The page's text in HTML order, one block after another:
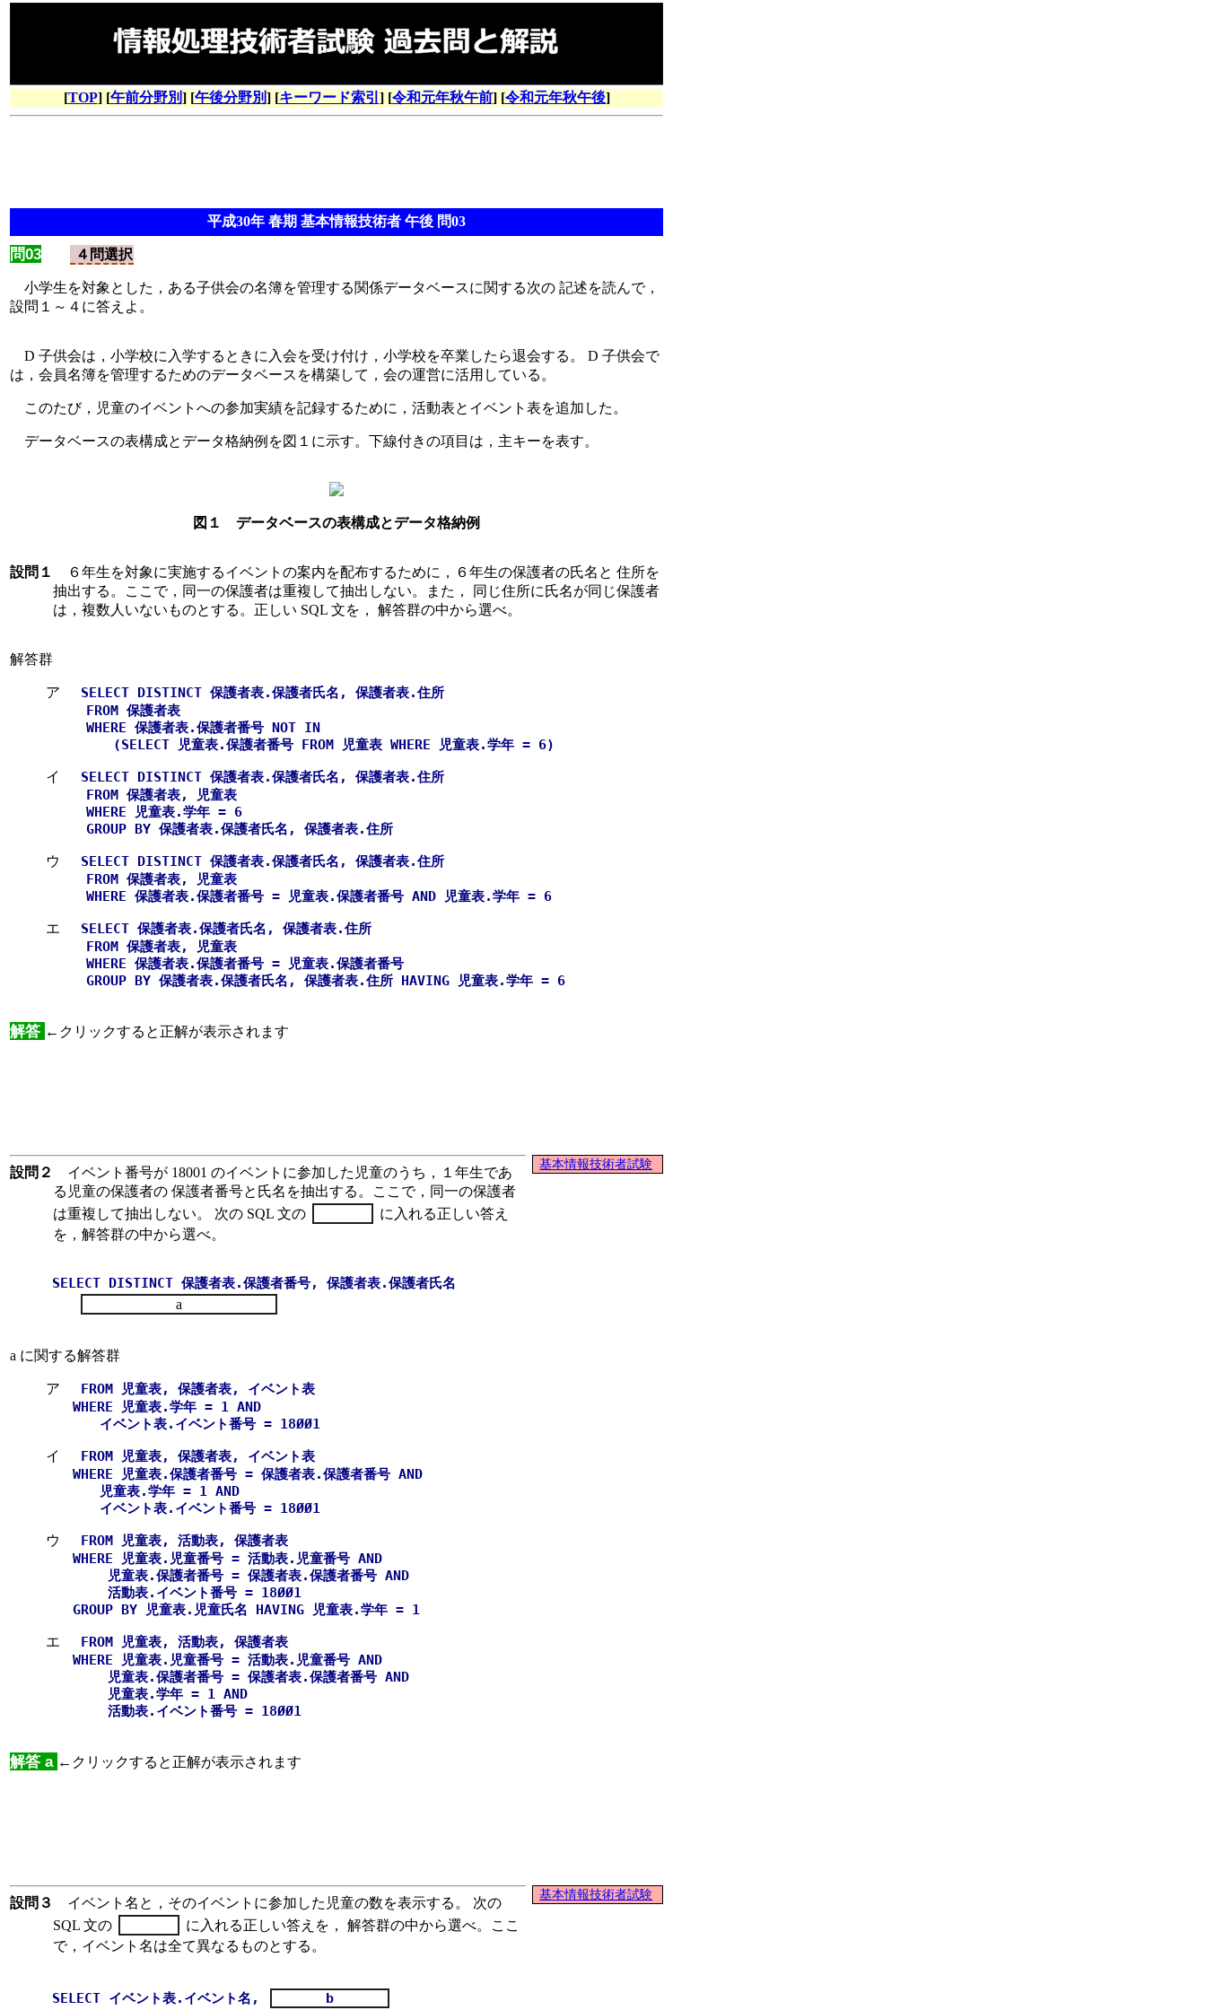
[TOP] [午前分野別] [午後分野別] [キーワード索引 ] [令和元年秋午前] [令和元年秋午後]
平成30年 春期 基本情報技術者 午後 問03
問03 ４問選択
小学生を対象とした，ある子供会の名簿を管理する関係データベースに関する次の 記述を読んで，
設問１～４に答えよ。
D 子供会は，小学校に入学するときに入会を受け付け，小学校を卒業したら退会する。 D 子供会で
は，会員名簿を管理するためのデータベースを構築して，会の運営に活用している。
このたび，児童のイベントへの参加実績を記録するために，活動表とイベント表を追加した。
データベースの表構成とデータ格納例を図１に示す。下線付きの項目は，主キーを表す。
図１ データベースの表構成とデータ格納例
設問１
６年生を対象に実施するイベントの案内を配布するために，６年生の保護者の氏名と 住所を
抽出する。ここで，同一の保護者は重複して抽出しない。また， 同じ住所に氏名が同じ保護者
は，複数人いないものとする。正しい SQL 文を， 解答群の中から選べ。
解答群
ア
SELECT DISTINCT 保護者表.保護者氏名, 保護者表.住所
FROM 保護者表
WHERE 保護者表.保護者番号 NOT IN
(SELECT 児童表.保護者番号 FROM 児童表 WHERE 児童表.学年 = 6)
イ
SELECT DISTINCT 保護者表.保護者氏名, 保護者表.住所
FROM 保護者表, 児童表
WHERE 児童表.学年 = 6
GROUP BY 保護者表.保護者氏名, 保護者表.住所
ウ
SELECT DISTINCT 保護者表.保護者氏名, 保護者表.住所
FROM 保護者表, 児童表
WHERE 保護者表.保護者番号 = 児童表.保護者番号 AND 児童表.学年 = 6
エ
SELECT 保護者表.保護者氏名, 保護者表.住所
FROM 保護者表, 児童表
WHERE 保護者表.保護者番号 = 児童表.保護者番号
GROUP BY 保護者表.保護者氏名, 保護者表.住所 HAVING 児童表.学年 = 6
解答 ←クリックすると正解が表示されます
基本情報技術者試験
設問２
イベント番号が 18001 のイベントに参加した児童のうち，１年生であ
る児童の保護者の 保護者番号と氏名を抽出する。ここで，同一の保護者
は重複して抽出しない。 次の SQL 文の
に入れる正しい答え
を，解答群の中から選べ。
SELECT DISTINCT 保護者表.保護者番号, 保護者表.保護者氏名
a
a に関する解答群
ア
FROM 児童表, 保護者表, イベント表
WHERE 児童表.学年 = 1 AND
イベント表.イベント番号 = 18ØØ1
イ
FROM 児童表, 保護者表, イベント表
WHERE 児童表.保護者番号 = 保護者表.保護者番号 AND
児童表.学年 = 1 AND
イベント表.イベント番号 = 18ØØ1
ウ
FROM 児童表, 活動表, 保護者表
WHERE 児童表.児童番号 = 活動表.児童番号 AND
児童表.保護者番号 = 保護者表.保護者番号 AND
活動表.イベント番号 = 18ØØ1
GROUP BY 児童表.児童氏名 HAVING 児童表.学年 = 1
エ
FROM 児童表, 活動表, 保護者表
WHERE 児童表.児童番号 = 活動表.児童番号 AND
児童表.保護者番号 = 保護者表.保護者番号 AND
児童表.学年 = 1 AND
活動表.イベント番号 = 18ØØ1
解答 a ←クリックすると正解が表示されます
基本情報技術者試験
設問３
イベント名と，そのイベントに参加した児童の数を表示する。 次の
SQL 文の
に入れる正しい答えを， 解答群の中から選べ。ここ
で，イベント名は全て異なるものとする。
SELECT イベント表.イベント名, b